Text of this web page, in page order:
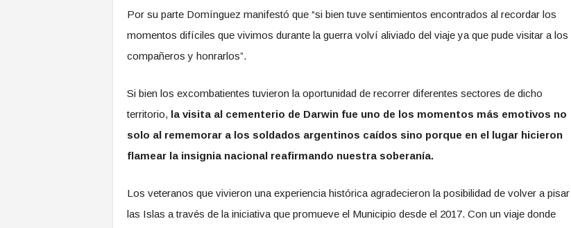
Por su parte Domínguez manifestó que “si bien tuve sentimientos encontrados al recordar los
momentos difíciles que vivimos durante la guerra volví aliviado del viaje ya que pude visitar a los
compañeros y honrarlos”.
Si bien los excombatientes tuvieron la oportunidad de recorrer diferentes sectores de dicho
territorio, la visita al cementerio de Darwin fue uno de los momentos más emotivos no
solo al rememorar a los soldados argentinos caídos sino porque en el lugar hicieron
flamear la insignia nacional reafirmando nuestra soberanía.
Los veteranos que vivieron una experiencia histórica agradecieron la posibilidad de volver a pisar
las Islas a través de la iniciativa que promueve el Municipio desde el 2017. Con un viaje donde